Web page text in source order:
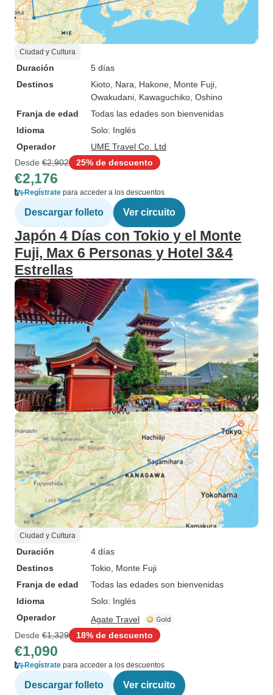
Ciudad y Cultura
Duración
5 días
Destinos
Kioto , Nara , Hakone , Monte Fuji
Owakudani , Kawaguchiko , Oshino
Franja de edad
Todas las edades son bienvenidas
Idioma
Solo: Inglés
Operador
UME Travel Co. Ltd
Desde €2,902 25% de descuento
€2,176
Regístrate para acceder a los descuentos
Descargar folleto Ver circuito
Japón 4 Días con Tokio y el Monte
Fuji, Max 6 Personas y Hotel 3&4
Estrellas
Ciudad y Cultura
Duración
4 días
Destinos
Tokio , Monte Fuji
Franja de edad
Todas las edades son bienvenidas
Idioma
Solo: Inglés
Operador
Agate Travel
Desde €1,329 18% de descuento
€1,090
Regístrate para acceder a los descuentos
Descargar folleto Ver circuito